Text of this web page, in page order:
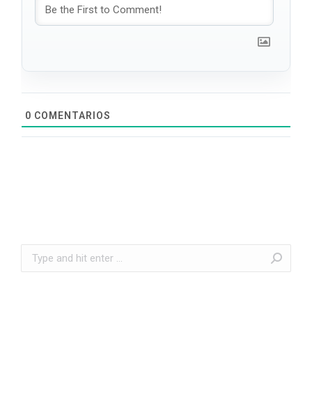
0 COMENTARIOS
Search: